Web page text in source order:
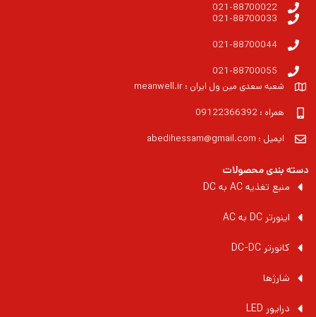
021-88700022
021-88700033
021-88700044
021-88700055
شعبه سعدی مین ول ایران : meanwell.ir
همراه : 09122366392
ایمیل : abedihessam@gmail.com
دسته بندی محصولات
منبع تغذیه AC به DC
اینورتر DC به AC
کانورتر DC-DC
شارژها
درایور LED